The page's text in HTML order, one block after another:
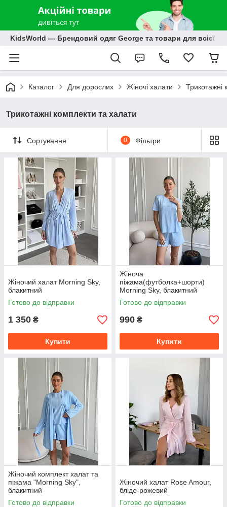
KidsWorld — Брендовий одяг George та товари для всієї
Каталог Для дорослих Жіночі халати Трикотажні
Трикотажні комплекти та халати
Сортування 0 Фільтри
Жіночий халат Morning Sky,
блакитний
Готово до відправки
1 350 ₴
Купити
Жіноча
піжама(футболка+шорти)
Morning Sky, блакитний
Готово до відправки
990 ₴
Купити
Жіночий комплект халат та
піжама "Morning Sky",
блакитний
Готово до відправки
Жіночий халат Rose Amour,
блідо-рожевий
Готово до відправки